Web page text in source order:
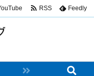
RSS Feedly